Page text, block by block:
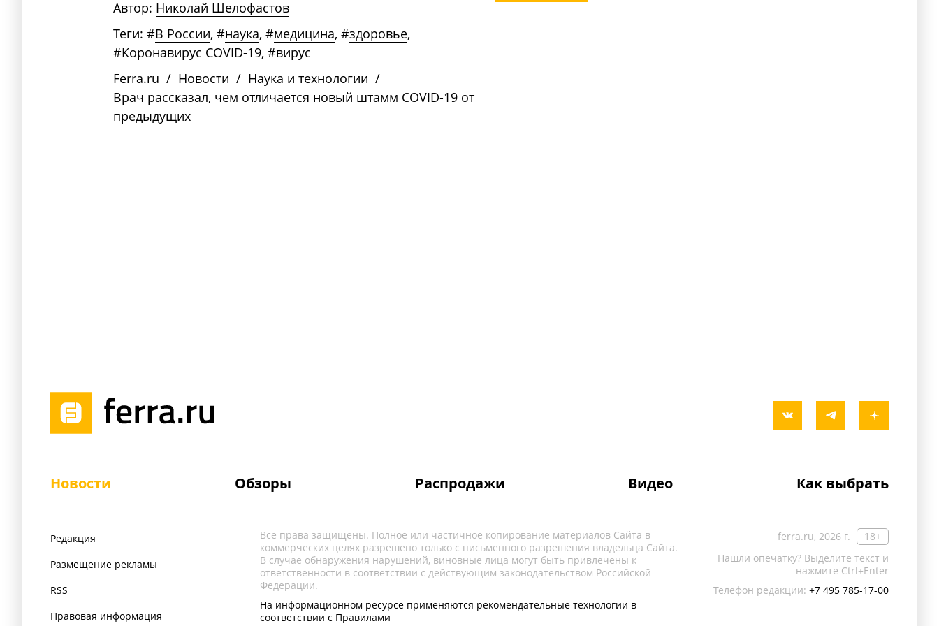
Автор: Николай Шелофастов
Теги: #В России, #наука, #медицина, #здоровье,
#Коронавирус COVID-19, #вирус
Ferra.ru / Новости / Наука и технологии /
Врач рассказал, чем отличается новый штамм COVID-19 от
предыдущих
Новости Обзоры Распродажи Видео Как выбрать
Редакция
Размещение рекламы
RSS
Правовая информация
ferra.ru, 2026 г.
18+
Нашли опечатку? Выделите текст и
нажмите Ctrl+Enter
Телефон редакции: +7 495 785-17-00
Все права защищены. Полное или частичное копирование материалов Сайта в
коммерческих целях разрешено только с письменного разрешения владельца Сайта.
В случае обнаружения нарушений, виновные лица могут быть привлечены к
ответственности в соответствии с действующим законодательством Российской
Федерации.
На информационном ресурсе применяются рекомендательные технологии в
соответствии с Правилами